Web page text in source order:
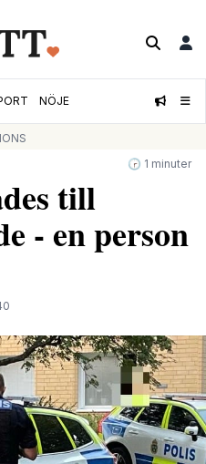
NÖJE
🕝 1 minuter
till
- en person